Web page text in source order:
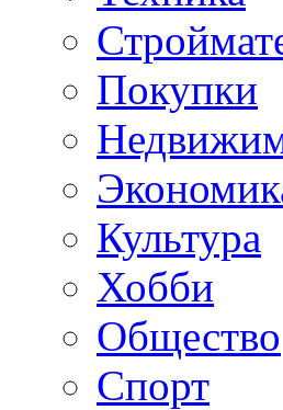
Покупки
Культура
Хобби
Общество
Спорт